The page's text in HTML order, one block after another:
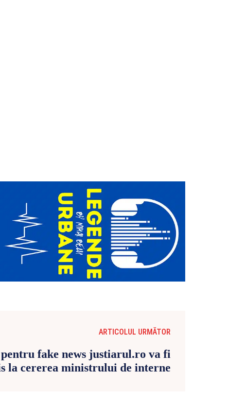
ARTICOLUL URMĂTOR
fake news justiarul.ro va fi
la cererea ministrului de interne